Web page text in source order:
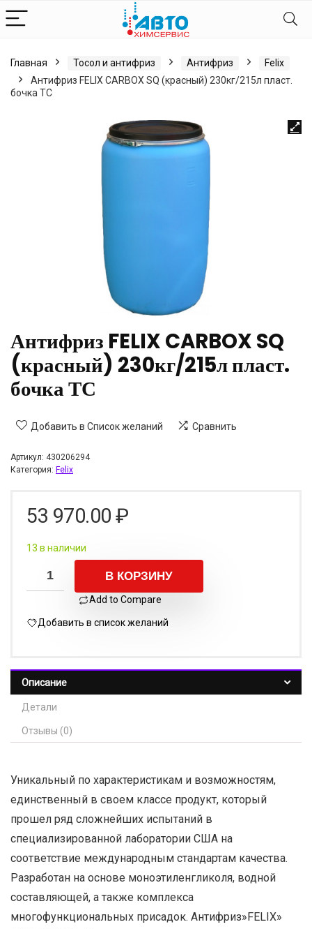
Главная Тосол и антифриз Антифриз
Felix
Антифриз FELIX CARBOX SQ (красный) 230кг/215л пласт.
бочка ТС
Антифриз FELIX CARBOX SQ
(красный) 230кг/215л пласт.
бочка ТС
Добавить в Список желаний Сравнить
Артикул: 430206294
Категория: Felix
53 970.00 ₽
13 в наличии
В КОРЗИНУ
Add to Compare
Добавить в список желаний
Описание
Детали
Отзывы (0)
Уникальный по характеристикам и возможностям,
единственный в своем классе продукт, который
прошел ряд сложнейших испытаний в
специализированной лаборатории США на
соответствие международным стандартам качества.
Разработан на основе моноэтиленгликоля, водной
составляющей, а также комплекса
многофункциональных присадок. Антифриз»FELIX»